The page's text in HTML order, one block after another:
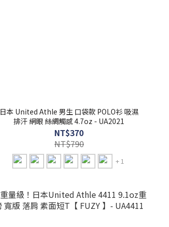
日本 United Athle 男生 口袋款 POLO衫 吸濕
排汗 網眼 絲綢觸感 4.7oz - UA2021
NT$370
NT$790
+ 1